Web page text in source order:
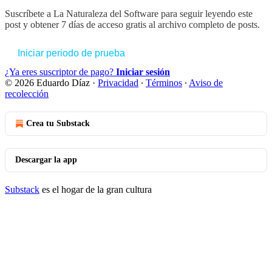
Suscríbete a La Naturaleza del Software para seguir leyendo este
post y obtener 7 días de acceso gratis al archivo completo de posts.
Iniciar periodo de prueba
¿Ya eres suscriptor de pago? Iniciar sesión
© 2026 Eduardo Díaz · Privacidad ∙ Términos ∙ Aviso de
recolección
Crea tu Substack
Descargar la app
Substack es el hogar de la gran cultura